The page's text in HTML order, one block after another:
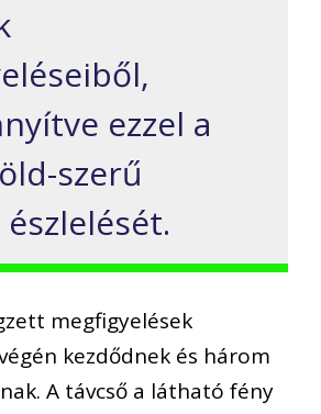
ezzel a
szerű
megfigyelések
kezdődnek és három
A távcső a látható fény